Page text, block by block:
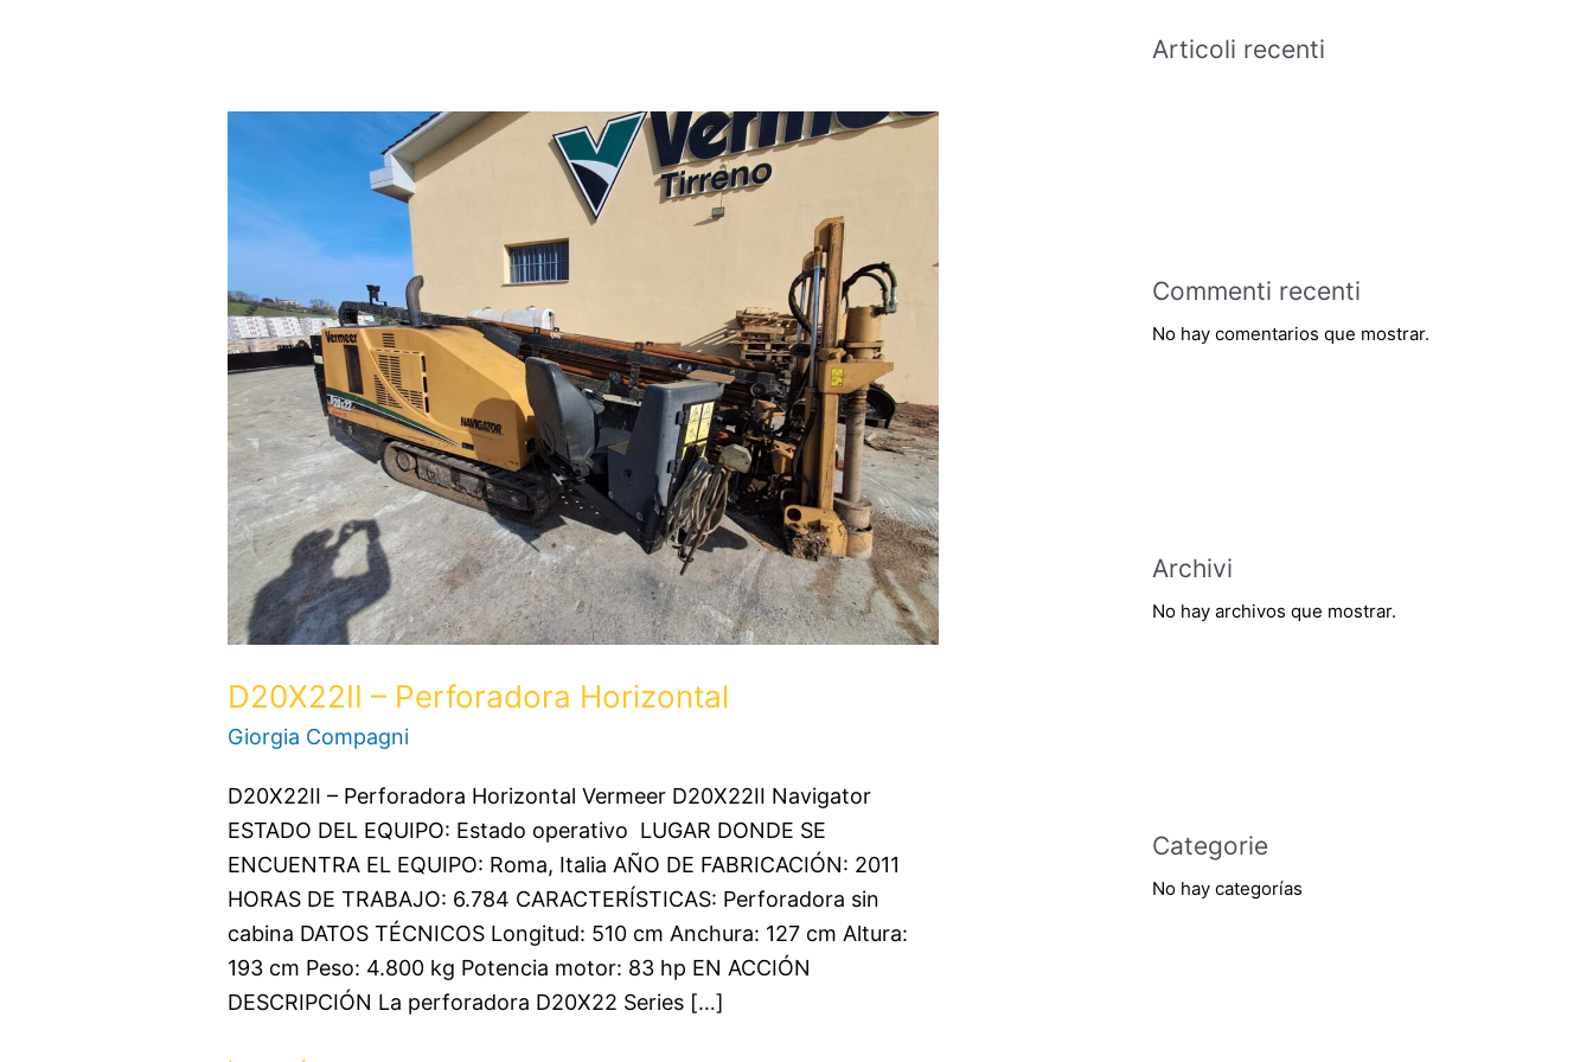
D20X22II – Perforadora Horizontal
Giorgia Compagni
D20X22II – Perforadora Horizontal Vermeer D20X22II Navigator
ESTADO DEL EQUIPO: Estado operativo LUGAR DONDE SE
ENCUENTRA EL EQUIPO: Roma, Italia AÑO DE FABRICACIÓN: 2011
HORAS DE TRABAJO: 6.784 CARACTERÍSTICAS: Perforadora sin
cabina DATOS TÉCNICOS Longitud: 510 cm Anchura: 127 cm Altura:
193 cm Peso: 4.800 kg Potencia motor: 83 hp EN ACCIÓN
DESCRIPCIÓN La perforadora D20X22 Series […]
Perforadora
Horizontal
Articoli recenti
Commenti recenti
No hay comentarios que mostrar.
Archivi
No hay archivos que mostrar.
Categorie
No hay categorías